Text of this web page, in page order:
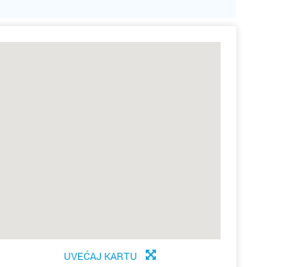
UVEĆAJ KARTU